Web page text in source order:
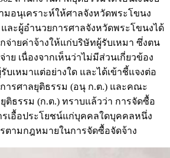
อนุเคราะห์ให้ศาลจังหวัดพระโขนง
ละผู้อำนวยการศาลจังหวัดพระโขนงได้
จ่ายค่าจ้างให้แก่บริษัทผู้รับเหมา ซึ่งตน
ย เนื่องจากเห็นว่าไม่มีส่วนเกี่ยวข้อง
เหมาแต่อย่างใด และได้เข้าชี้แจงต่อ
รศาลยุติธรรม (อนุ ก.ต.) และคณะ
ติธรรม (ก.ต.) ทราบแล้วว่า การจัดซื้อ
เอื้อประโยชน์แก่บุคคลใดบุคคลหนึ่ง
ตามกฎหมายในการจัดซื้อจัดจ้าง